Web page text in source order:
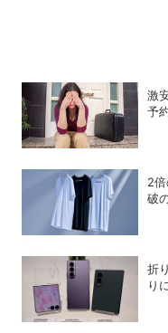
激
予
2
破
折
り